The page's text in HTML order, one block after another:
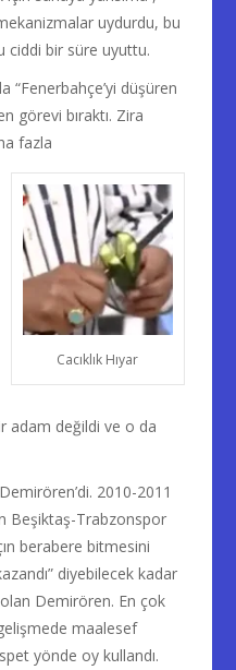
uydurdu, bu
ciddi bir süre uyuttu.
“Fenerbahçe’yi düşüren
görevi bıraktı. Zira
fazla
Cacıklık Hıyar
adam değildi ve o da
2010-2011
Beşiktaş-Trabzonspor
berabere bitmesini
diyebilecek kadar
Demirören. En çok
maalesef
yönde oy kullandı.